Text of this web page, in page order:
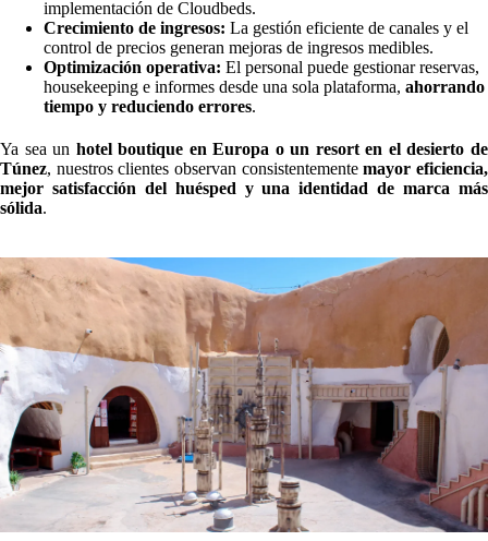
implementación de Cloudbeds.
Crecimiento de ingresos: La gestión eficiente de canales y el
control de precios generan mejoras de ingresos medibles.
Optimización operativa: El personal puede gestionar reservas,
housekeeping e informes desde una sola plataforma, ahorrando
tiempo y reduciendo errores.
Ya sea un hotel boutique en Europa o un resort en el desierto de
Túnez, nuestros clientes observan consistentementemayor eficiencia,
mejor satisfacción del huésped y una identidad de marca más
sólida.